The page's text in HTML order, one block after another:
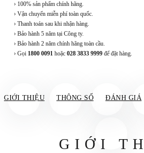
› 100% sản phẩm chính hãng.
› Vận chuyển miễn phí toàn quốc.
› Thanh toán sau khi nhận hàng.
› Bảo hành 5 năm tại Công ty.
› Bảo hành 2 năm chính hãng toàn cầu.
› Gọi 1800 0091 hoặc 028 3833 9999 để đặt hàng.
GIỚI THIỆU THÔNG SỐ ĐÁNH GIÁ
GIỚI